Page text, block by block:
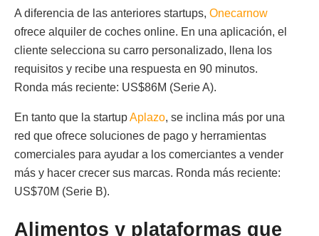
A diferencia de las anteriores startups, Onecarnow
ofrece alquiler de coches online. En una aplicación, el
cliente selecciona su carro personalizado, llena los
requisitos y recibe una respuesta en 90 minutos.
Ronda más reciente: US$86M (Serie A).
En tanto que la startupAplazo, se inclina más por una
red que ofrece soluciones de pago y herramientas
comerciales para ayudar a los comerciantes a vender
más y hacer crecer sus marcas. Ronda más reciente:
US$70M (Serie B).
Alimentos y plataformas que